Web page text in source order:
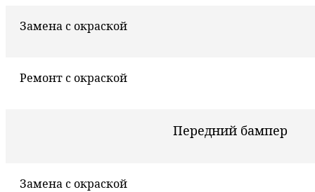
Замена с окраской
Ремонт с окраской
Передний бампер
Замена с окраской